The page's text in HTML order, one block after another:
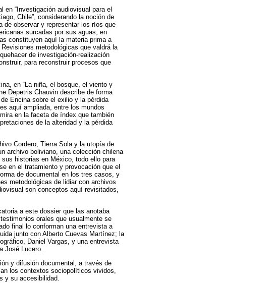
“Investigación audiovisual para el
Chile”, considerando la noción de
de observar y representar los ríos que
surcadas por sus aguas, en
constituyen aquí la materia prima a
metodológicas que valdrá la
de investigación-realización
para reconstruir procesos que
en “La niña, el bosque, el viento y
Depetris Chauvin describe de forma
Encina sobre el exilio y la pérdida
aquí ampliada, entre los mundos
en la faceta de índex que también
de la alteridad y la pérdida
Cordero, Tierra Sola y la utopía de
archivo boliviano, una colección chilena
historias en México, todo ello para
en el tratamiento y provocación que el
de documental en los tres casos, y
metodológicas de lidiar con archivos
son conceptos aquí revisitados,
a este dossier que las anotaba
orales que usualmente se
final lo conforman una entrevista a
junto con Alberto Cuevas Martínez; la
Daniel Vargas, y una entrevista
José Lucero.
y difusión documental, a través de
los contextos sociopolíticos vividos,
y su accesibilidad.